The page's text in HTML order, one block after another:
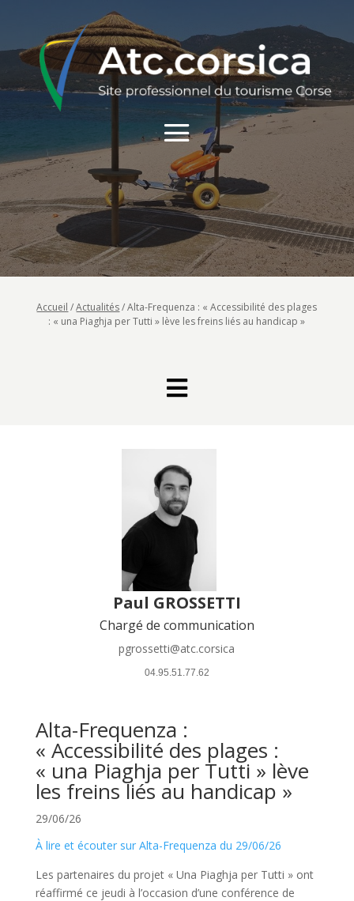
Accueil /Actualités/Alta-Frequenza : « Accessibilité des plages
: « una Piaghja per Tutti » lève les freins liés au handicap »

Paul GROSSETTI
Chargé de communication
pgrossetti@atc.corsica
04.95.51.77.62
Alta-Frequenza :
« Accessibilité des plages :
« una Piaghja per Tutti » lève
les freins liés au handicap »
29/06/26
À lire et écouter sur Alta-Frequenza du 29/06/26
Les partenaires du projet « Una Piaghja per Tutti » ont
réaffirmé ce jeudi à l’occasion d’une conférence de